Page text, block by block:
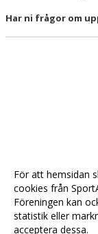
Har ni frågor om
För att hemsidan
cookies från
Föreningen kan
statistik eller
acceptera dessa.